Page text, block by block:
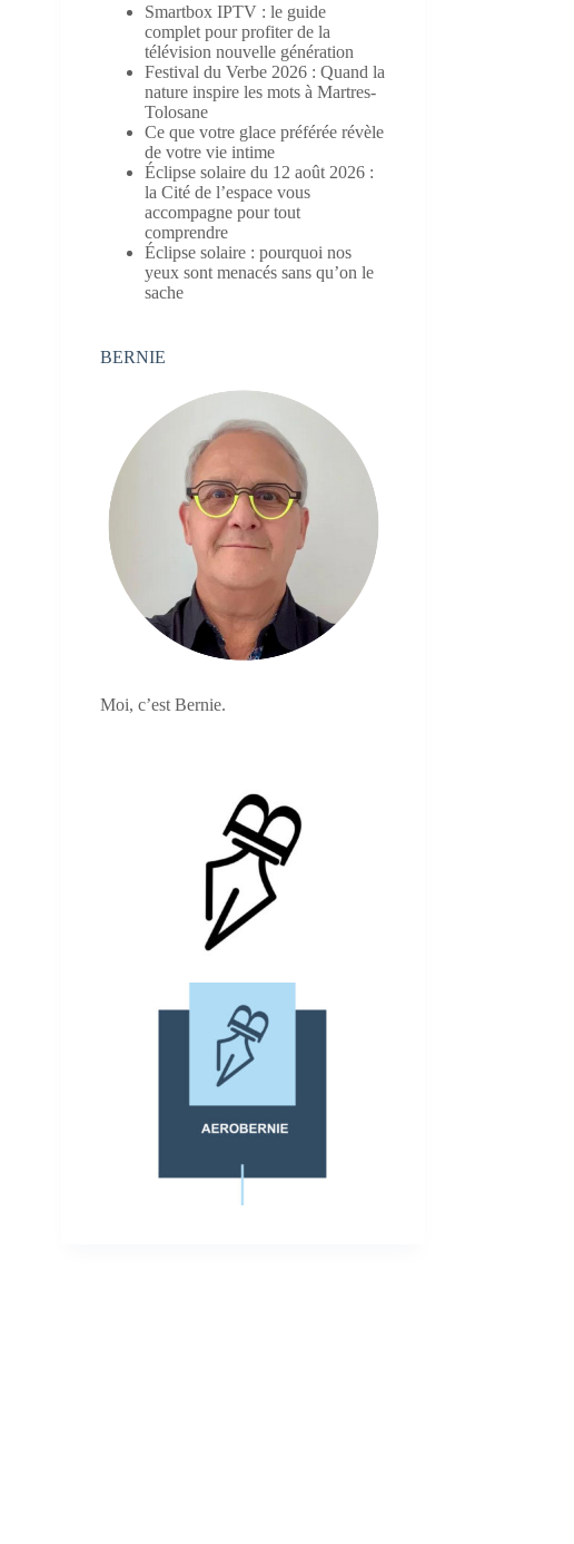
Smartbox IPTV : le guide
complet pour profiter de la
télévision nouvelle génération
Festival du Verbe 2026 : Quand la
nature inspire les mots à Martres-
Tolosane
Ce que votre glace préférée révèle
de votre vie intime
Éclipse solaire du 12 août 2026 :
la Cité de l’espace vous
accompagne pour tout
comprendre
Éclipse solaire : pourquoi nos
yeux sont menacés sans qu’on le
sache
BERNIE
Moi, c’est Bernie.